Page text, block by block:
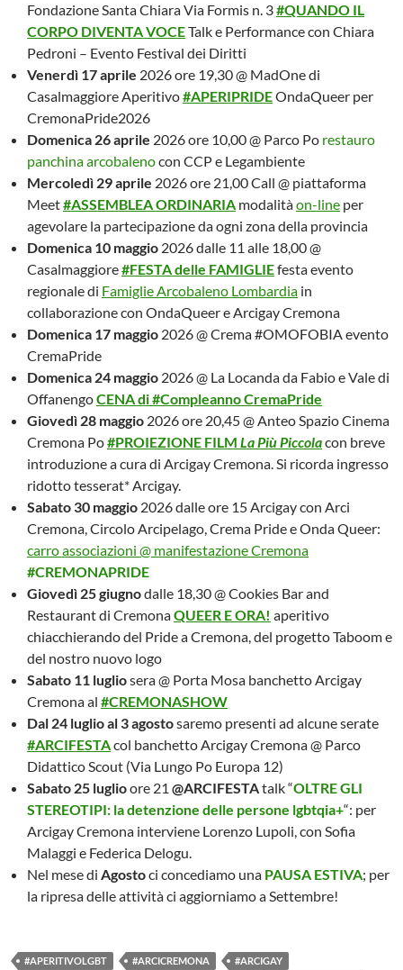
Fondazione Santa Chiara Via Formis n. 3#QUANDO IL
CORPO DIVENTA VOCETalk e Performance con Chiara
Pedroni – Evento Festival dei Diritti
Venerdì 17 aprile 2026 ore 19,30 @ MadOne di
Casalmaggiore Aperitivo#APERIPRIDEOndaQueer per
CremonaPride2026
Domenica 26 aprile 2026 ore 10,00 @ Parco Po restauro
panchina arcobalenocon CCP e Legambiente
Mercoledì 29 aprile 2026 ore 21,00 Call @ piattaforma
Meet#ASSEMBLEA ORDINARIA modalitàon-line per
agevolare la partecipazione da ogni zona della provincia
Domenica 10 maggio 2026 dalle 11 alle 18,00 @
Casalmaggiore#FESTA delle FAMIGLIEfesta evento
regionale di Famiglie Arcobaleno Lombardia in
collaborazione con OndaQueer e Arcigay Cremona
Domenica 17 maggio 2026 @ Crema #OMOFOBIA evento
CremaPride
Domenica 24 maggio 2026 @ La Locanda da Fabio e Vale di
OffanengoCENA di #Compleanno CremaPride
Giovedì 28 maggio 2026 ore 20,45 @ Anteo Spazio Cinema
Cremona Po#PROIEZIONE FILM La Più Piccolacon breve
introduzione a cura di Arcigay Cremona. Si ricorda ingresso
ridotto tesserat* Arcigay.
Sabato 30 maggio 2026 dalle ore 15 Arcigay con Arci
Cremona, Circolo Arcipelago, Crema Pride e Onda Queer:
carro associazioni @ manifestazione Cremona
#CREMONAPRIDE
Giovedì 25 giugnodalle 18,30 @ Cookies Bar and
Restaurant di CremonaQUEER E ORA! aperitivo
chiacchierando del Pride a Cremona, del progetto Taboom e
del nostro nuovo logo
Sabato 11 lugliosera @ Porta Mosa banchetto Arcigay
Cremona al #CREMONASHOW
Dal 24 luglio al 3 agostosaremo presenti ad alcune serate
#ARCIFESTAcol banchetto Arcigay Cremona @ Parco
Didattico Scout (Via Lungo Po Europa 12)
Sabato 25 luglioore 21 @ARCIFESTAtalk “OLTRE GLI
STEREOTIPI: la detenzione delle persone lgbtqia+“: per
Arcigay Cremona interviene Lorenzo Lupoli, con Sofia
Malaggi e Federica Delogu.
Nel mese di Agostoci concediamo una PAUSA ESTIVA; per
la ripresa delle attività ci aggiorniamo a Settembre!
#APERITIVOLGBT #ARCICREMONA
#ARCIGAY